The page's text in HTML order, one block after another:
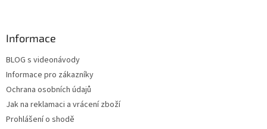
Informace
BLOG s videonávody
Informace pro zákazníky
Ochrana osobních údajů
Jak na reklamaci a vrácení zboží
Prohlášení o shodě